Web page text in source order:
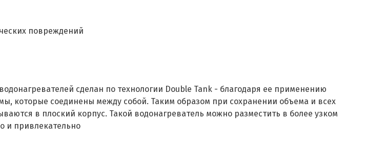
повреждений
сделан по технологии Double Tank - благодаря ее применению
которые соединены между собой. Таким образом при сохранении объема и всех
в плоский корпус. Такой водонагреватель можно разместить в более узком
и привлекательно